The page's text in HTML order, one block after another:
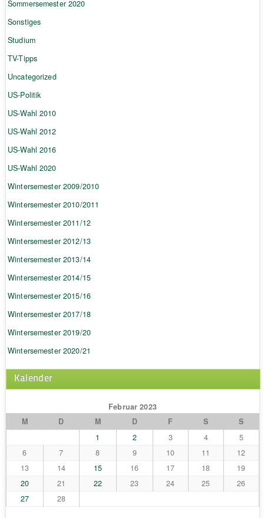
Sommersemester 2020
Sonstiges
Studium
TV-Tipps
Uncategorized
US-Politik
US-Wahl 2010
US-Wahl 2012
US-Wahl 2016
US-Wahl 2020
Wintersemester 2009/2010
Wintersemester 2010/2011
Wintersemester 2011/12
Wintersemester 2012/13
Wintersemester 2013/14
Wintersemester 2014/15
Wintersemester 2015/16
Wintersemester 2017/18
Wintersemester 2019/20
Wintersemester 2020/21
Kalender
Februar 2023
M
D M D F S
S
1
2 3 4
5
6
7 8 9 10 11
12
13
14 15 16 17 18
19
20
21 22 23 24 25
26
27
28